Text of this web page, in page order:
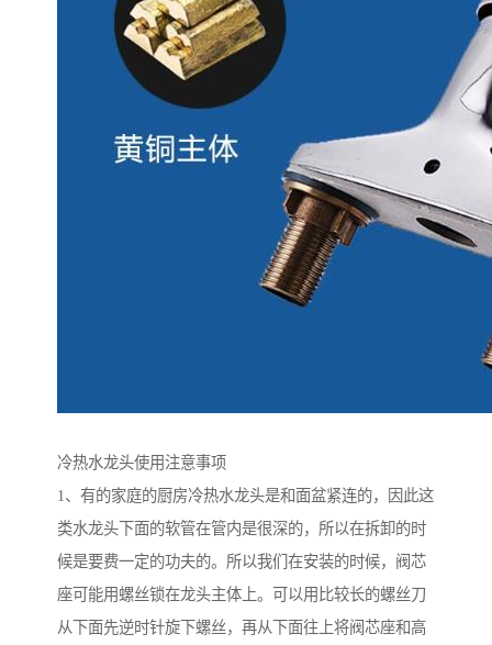
冷热水龙头使用注意事项
1、有的家庭的厨房冷热水龙头是和面盆紧连的，因此这
类水龙头下面的软管在管内是很深的，所以在拆卸的时
候是要费一定的功夫的。所以我们在安装的时候，阀芯
座可能用螺丝锁在龙头主体上。可以用比较长的螺丝刀
从下面先逆时针旋下螺丝，再从下面往上将阀芯座和高